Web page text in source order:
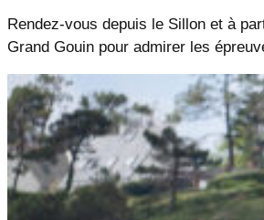
Rendez-vous depuis le Sillon et à
Grand Gouin pour admirer les